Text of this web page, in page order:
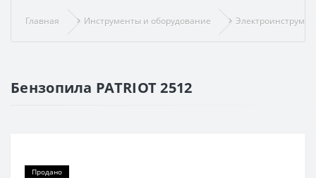
Главная Инструменты и оборудование
Бензопила PATRIOT 2512
Продано